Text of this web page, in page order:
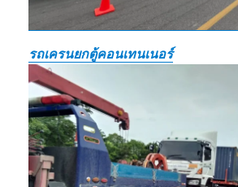
รถเครนยกตู้คอนเทนเนอร์